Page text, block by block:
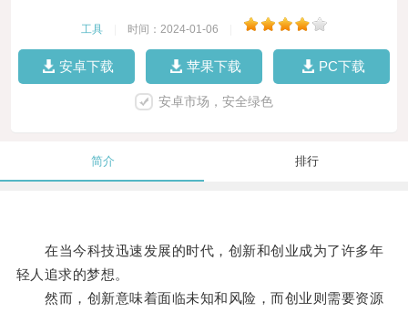
工具 时间：2024-01-06
安卓下载 苹果下载 PC下载
安卓市场，安全绿色
简介 排行
在当今科技迅速发展的时代，创新和创业成为了许多年
轻人追求的梦想。
然而，创新意味着面临未知和风险，而创业则需要资源